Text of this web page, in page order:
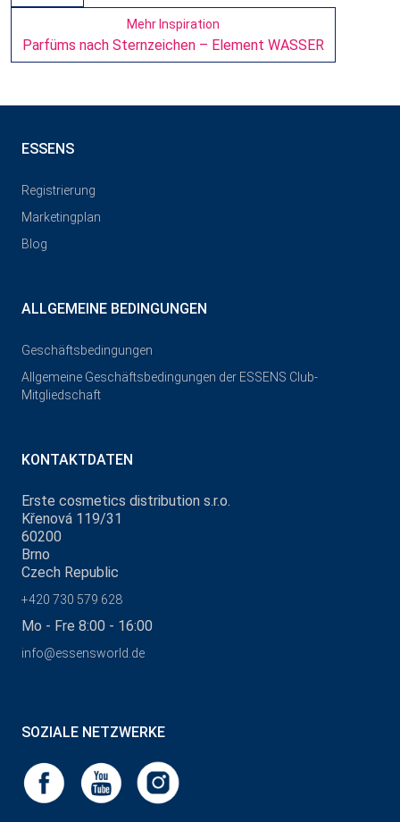
Mehr Inspiration
Parfüms nach Sternzeichen – Element WASSER
ESSENS
Registrierung
Marketingplan
Blog
ALLGEMEINE BEDINGUNGEN
Geschäftsbedingungen
Allgemeine Geschäftsbedingungen der ESSENS Club-
Mitgliedschaft
KONTAKTDATEN
Erste cosmetics distribution s.r.o.
Křenová 119/31
60200
Brno
Czech Republic
+420 730 579 628
Mo - Fre 8:00 - 16:00
info@essensworld.de
SOZIALE NETZWERKE